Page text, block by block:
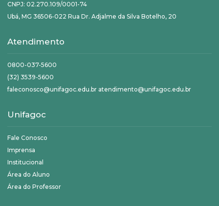
CNPJ: 02.270.109/0001-74
Ubá, MG 36506-022 Rua Dr. Adjalme da Silva Botelho, 20
Atendimento
0800-037-5600
(32) 3539-5600
faleconosco@unifagoc.edu.br atendimento@unifagoc.edu.br
Unifagoc
Fale Conosco
Imprensa
Institucional
Área do Aluno
Área do Professor